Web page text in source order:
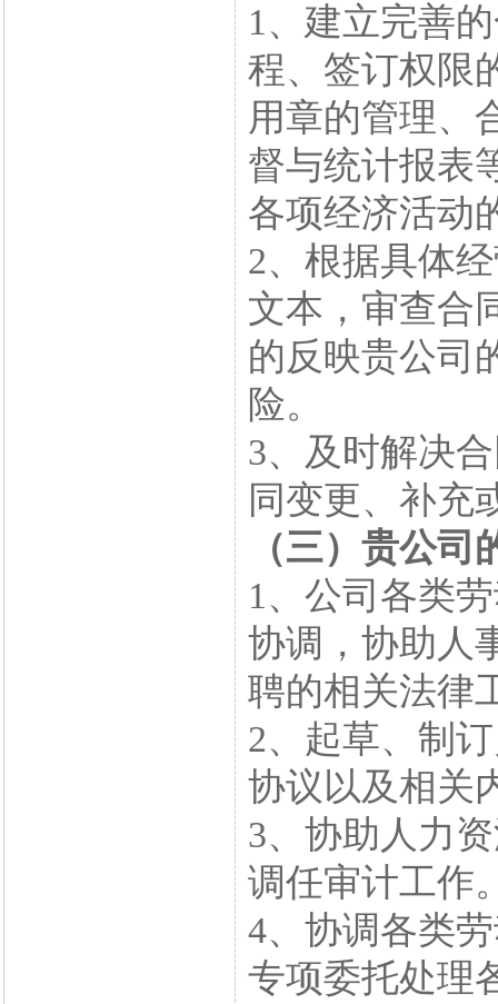
1、建立完善
程、签订权限
用章的管理、
督与统计报表
各项经济活动
2、根据具体
文本，审查合
的反映贵公司
险。
3、及时解决
同变更、补充
（三）贵公
1、公司各类
协调，协助人
聘的相关法律
2、起草、制
协议以及相关
3、协助人力
调任审计工作
4、协调各类
专项委托处理